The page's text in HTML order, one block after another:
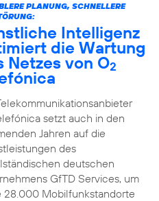
PLANUNG, SCHNELLERE
Intelligenz
die Wartung
Netzes von O2
setzt auch in den
Jahren auf die
des
deutschen
GfTD Services, um
28.000 Mobilfunkstandorte